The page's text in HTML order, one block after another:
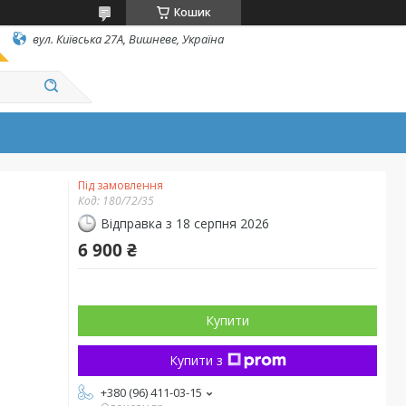
Кошик
вул. Київська 27А, Вишневе, Україна
Під замовлення
Код: 180/72/35
Відправка з 18 серпня 2026
6 900 ₴
Купити
Купити з
+380 (96) 411-03-15